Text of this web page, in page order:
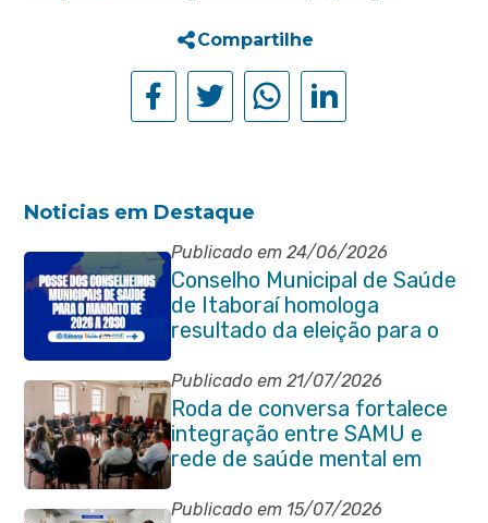
Compartilhe
Noticias em Destaque
Publicado em 24/06/2026
Conselho Municipal de Saúde
de Itaboraí homologa
resultado da eleição para o
quadriênio 2026–2030
Publicado em 21/07/2026
Roda de conversa fortalece
integração entre SAMU e
rede de saúde mental em
Itaboraí
Publicado em 15/07/2026